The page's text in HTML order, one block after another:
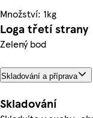
Množství: 1kg
Loga třetí strany
Zelený bod
Skladování a příprava
Skladování